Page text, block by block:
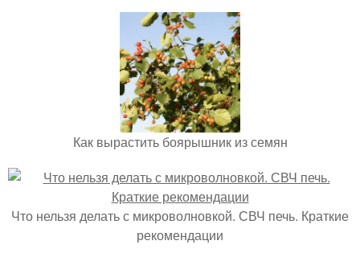
Как вырастить боярышник из семян
Что нельзя делать с микроволновкой. СВЧ печь. Краткие
рекомендации